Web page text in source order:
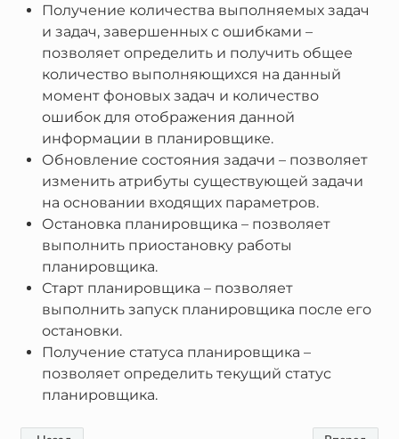
Получение количества выполняемых задач
и задач, завершенных с ошибками –
позволяет определить и получить общее
количество выполняющихся на данный
момент фоновых задач и количество
ошибок для отображения данной
информации в планировщике.
Обновление состояния задачи – позволяет
изменить атрибуты существующей задачи
на основании входящих параметров.
Остановка планировщика – позволяет
выполнить приостановку работы
планировщика.
Старт планировщика – позволяет
выполнить запуск планировщика после его
остановки.
Получение статуса планировщика –
позволяет определить текущий статус
планировщика.